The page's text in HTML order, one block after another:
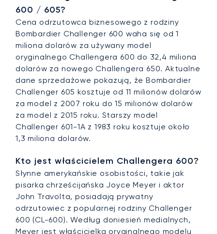
600 / 605?
Cena odrzutowca biznesowego z rodziny
Bombardier Challenger 600 waha się od 1
miliona dolarów za używany model
oryginalnego Challengera 600 do 32,4 miliona
dolarów za nowego Challengera 650. Aktualne
dane sprzedażowe pokazują, że Bombardier
Challenger 605 kosztuje od 11 milionów dolarów
za model z 2007 roku do 15 milionów dolarów
za model z 2015 roku. Starszy model
Challenger 601-1A z 1983 roku kosztuje około
1,3 miliona dolarów.
Kto jest właścicielem Challengera 600?
Słynne amerykańskie osobistości, takie jak
pisarka chrześcijańska Joyce Meyer i aktor
John Travolta, posiadają prywatny
odrzutowiec z popularnej rodziny Challenger
600 (CL-600). Według doniesień medialnych,
Meyer jest właścicielką oryginalnego modelu